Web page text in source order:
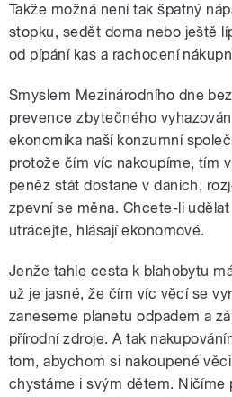
Takže možná není tak špatný
stopku, sedět doma nebo ještě
od pípání kas a rachocení
Smyslem Mezinárodního dne
prevence zbytečného
ekonomika naší konzumní
protože čím víc nakoupíme, tím
peněz stát dostane v daních,
zpevní se měna. Chcete-li
utrácejte, hlásají ekonomové.
Jenže tahle cesta k blahobytu
už je jasné, že čím víc věcí se
zaneseme planetu odpadem a
přírodní zdroje. A tak
tom, abychom si nakoupené
chystáme i svým dětem. Ničíme